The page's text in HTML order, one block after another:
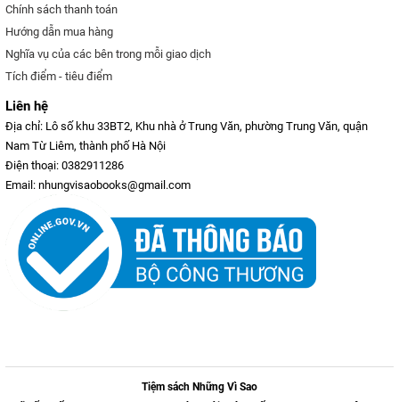
Chính sách thanh toán
Hướng dẫn mua hàng
Nghĩa vụ của các bên trong mỗi giao dịch
Tích điểm - tiêu điểm
Liên hệ
Địa chỉ: Lô số khu 33BT2, Khu nhà ở Trung Văn, phường Trung Văn, quận
Nam Từ Liêm, thành phố Hà Nội
Điện thoại: 0382911286
Email: nhungvisaobooks@gmail.com
Tiệm sách Những Vì Sao